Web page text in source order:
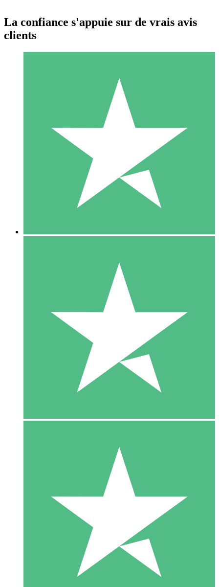
Packs de Crédits Individuels
Payez à l'utilisation avec des crédits de téléchargement. Sans
1 Téléchargement
10 00
10 Téléchargements
20 00
La confiance s'appuie sur de vrais avis
clients